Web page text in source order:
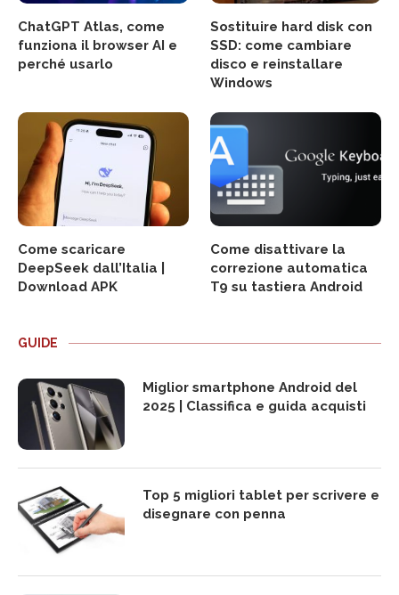
ChatGPT Atlas, come
funziona il browser AI e
perché usarlo
Sostituire hard disk con
SSD: come cambiare
disco e reinstallare
Windows
Come scaricare
DeepSeek dall’Italia |
Download APK
Come disattivare la
correzione automatica
T9 su tastiera Android
GUIDE
Miglior smartphone Android del
2025 | Classifica e guida acquisti
Top 5 migliori tablet per scrivere e
disegnare con penna